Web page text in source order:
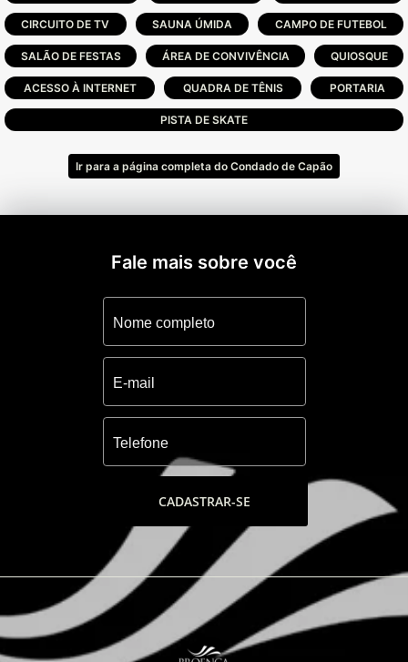
CIRCUITO DE TV SAUNA ÚMIDA CAMPO DE FUTEBOL
SALÃO DE FESTAS ÁREA DE CONVIVÊNCIA QUIOSQUE
ACESSO À INTERNET QUADRA DE TÊNIS PORTARIA
PISTA DE SKATE
Ir para a página completa do Condado de Capão
Fale mais sobre você
CADASTRAR-SE